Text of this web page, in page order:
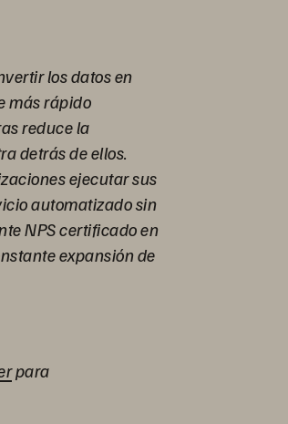
los datos en
más rápido
reduce la
detrás de ellos.
ejecutar sus
automatizado sin
NPS certificado en
expansión de
para